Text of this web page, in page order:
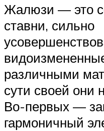
Жалюзи — это
ставни, сильно
различными
сути своей они
Во-первых —
гармоничный